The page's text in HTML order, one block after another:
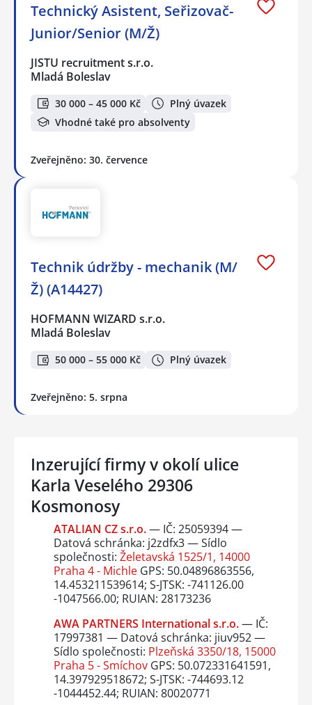
Technický Asistent, Seřizovač-
Junior/Senior (M/Ž)
JISTU recruitment s.r.o.
Mladá Boleslav
30 000 – 45 000 Kč
Plný úvazek
Vhodné také pro absolventy
Zveřejněno: 30. července
Technik údržby - mechanik (M/
Ž) (A14427)
HOFMANN WIZARD s.r.o.
Mladá Boleslav
50 000 – 55 000 Kč Plný úvazek
Zveřejněno: 5. srpna
Inzerující firmy v okolí ulice
Karla Veselého 29306
Kosmonosy
ATALIAN CZ s.r.o.— IČ: 25059394 —
Datová schránka: j2zdfx3 — Sídlo
společnosti: Želetavská 1525/1, 14000
Praha 4 - MichleGPS: 50.04896863556,
14.453211539614; S-JTSK: -741126.00
-1047566.00; RUIAN: 28173236
AWA PARTNERS International s.r.o.— IČ:
17997381 — Datová schránka: jiuv952 —
Sídlo společnosti: Plzeňská 3350/18, 15000
Praha 5 - SmíchovGPS: 50.072331641591,
14.397929518672; S-JTSK: -744693.12
-1044452.44; RUIAN: 80020771